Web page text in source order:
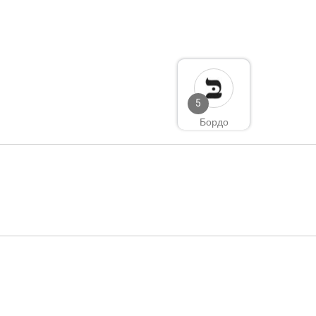
5
Бордо